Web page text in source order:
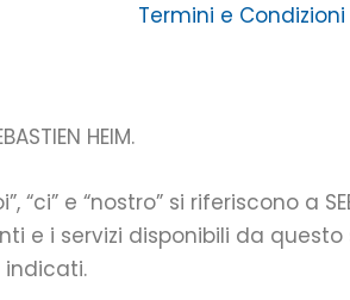
Termini e
HEIM.
e “nostro” si riferiscono a
e i servizi disponibili da
indicati.